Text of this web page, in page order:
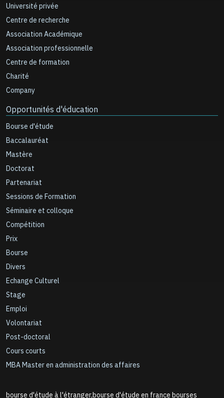
Université privée
Centre de recherche
Association Académique
Association professionnelle
Centre de formation
Charité
Company
Opportunités d'éducation
Bourse d'étude
Baccalauréat
Mastère
Doctorat
Partenariat
Sessions de Formation
Séminaire et colloque
Compétition
Prix
Bourse
Divers
Echange Culturel
Stage
Emploi
Volontariat
Post-doctoral
Cours courts
MBA Master en administration des affaires
bourse d'étude à l'étranger,bourse d'étude en france bourses